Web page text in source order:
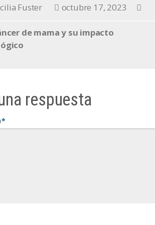
Fuster octubre 17, 2023
de mama y su impacto
respuesta
*